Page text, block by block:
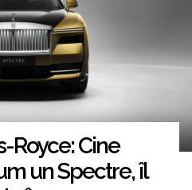
Royce: Cine
un Spectre, îl